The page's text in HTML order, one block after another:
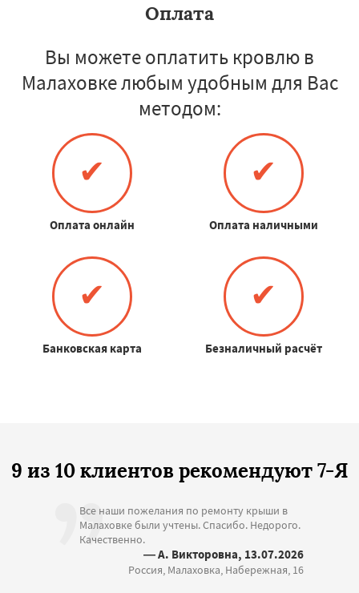
Оплата
Вы можете оплатить кровлю в
Малаховке любым удобным для Вас
методом:
✔
Оплата онлайн
✔
Оплата наличными
✔
Банковская карта
✔
Безналичный расчёт
9 из 10 клиентов рекомендуют 7-Я
Все наши пожелания по ремонту крыши в
Малаховке были учтены. Спасибо. Недорого.
Качественно.
— А. Викторовна, 13.07.2026
Россия, Малаховка, Набережная, 16